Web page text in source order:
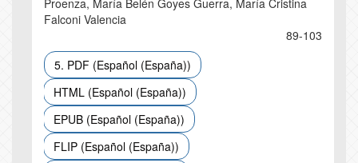
Proenza, María Belén Goyes Guerra, María Cristina
Falconi Valencia
89-103
5. PDF (Español (España))
HTML (Español (España))
EPUB (Español (España))
FLIP (Español (España))